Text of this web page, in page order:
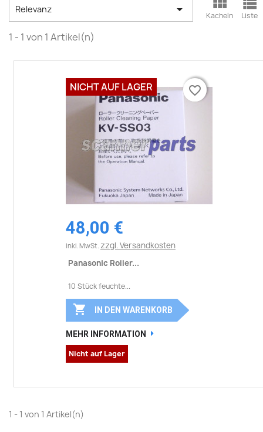
Relevanz  Kacheln Liste
1 - 1 von 1 Artikel(n)
48,00 €
inkl. MwSt. zzgl. Versandkosten
Panasonic Roller...
10 Stück feuchte...
favorite_border
 IN DEN WARENKORB
MEHR INFORMATION
Nicht auf Lager
NICHT AUF LAGER favorite_border
1 - 1 von 1 Artikel(n)